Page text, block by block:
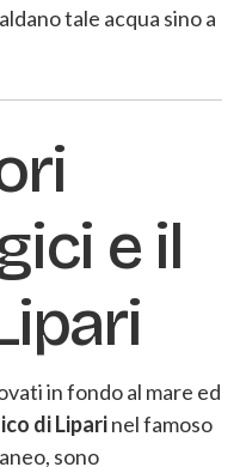
tale acqua sino a
e il
in fondo al mare ed
di Liparinel famoso
sono